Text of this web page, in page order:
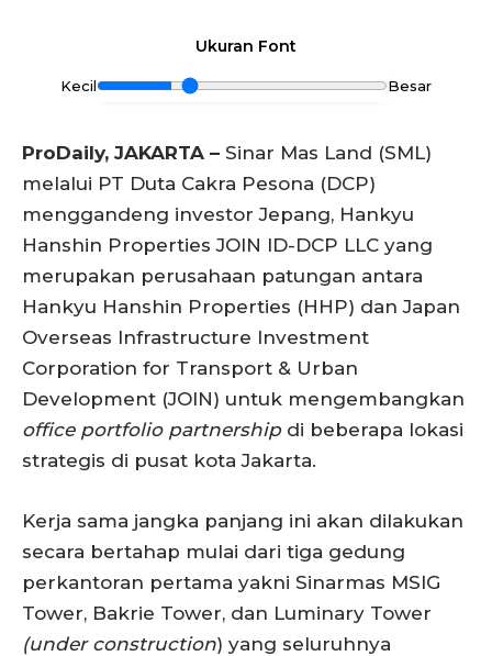
Ukuran Font
Kecil Besar
ProDaily, JAKARTA – Sinar Mas Land (SML)
melalui PT Duta Cakra Pesona (DCP)
menggandeng investor Jepang, Hankyu
Hanshin Properties JOIN ID-DCP LLC yang
merupakan perusahaan patungan antara
Hankyu Hanshin Properties (HHP) dan Japan
Overseas Infrastructure Investment
Corporation for Transport & Urban
Development (JOIN) untuk mengembangkan
office portfolio partnershipdi beberapa lokasi
strategis di pusat kota Jakarta.
Kerja sama jangka panjang ini akan dilakukan
secara bertahap mulai dari tiga gedung
perkantoran pertama yakni Sinarmas MSIG
Tower, Bakrie Tower, dan Luminary Tower
(under construction) yang seluruhnya